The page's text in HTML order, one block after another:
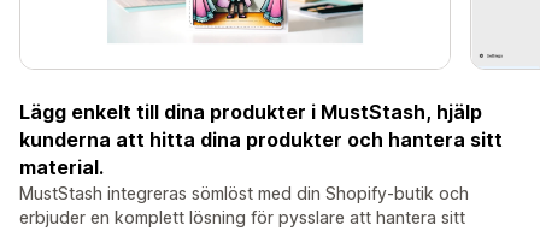
Lägg enkelt till dina produkter i MustStash, hjälp
kunderna att hitta dina produkter och hantera sitt
material.
MustStash integreras sömlöst med din Shopify-butik och
erbjuder en komplett lösning för pysslare att hantera sitt